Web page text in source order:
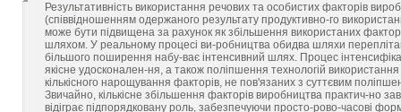
Результативність використання речових та особистих факторів
(співвідношенням одержаного результату продуктивно-го
може бути підвищена за рахунок як збільшення використаних
шляхом. У реальному процесі ви-робництва обидва шляхи
більшого поширення набу-ває інтенсивний шлях. Процес
якісне удосконален-ня, а також поліпшення технологій
кількісного нарощування факторів, не пов'язаних з суттєвим
Звичайно, кількісне збільшення факторів виробництва практич-но
відіграє підпорядковану роль, забезпечуючи просто-рово-часові